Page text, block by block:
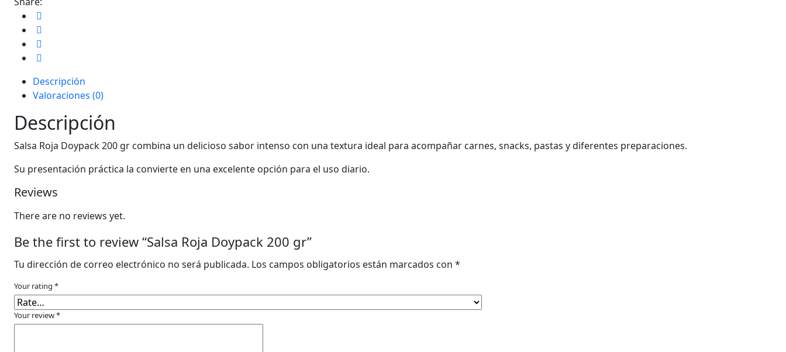
Descripción
Valoraciones (0)
Descripción
Salsa Roja Doypack 200 gr combina un delicioso sabor intenso con una textura ideal para acompañar carnes, snacks, pastas y diferentes preparaciones.
Su presentación práctica la convierte en una excelente opción para el uso diario.
Reviews
There are no reviews yet.
Be the first to review “Salsa Roja Doypack 200 gr”
Tu dirección de correo electrónico no será publicada. Los campos obligatorios están marcados con *
Your rating *
Your review*